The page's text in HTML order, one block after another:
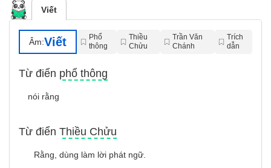
Viết
Âm:Viết
Phổ
thông
Thiều
Chửu
Trần Văn
Chánh
Trích
dẫn
Từ điển phổ thông
nói rằng
Từ điển Thiều Chửu
Rằng, dùng làm lời phát ngữ.